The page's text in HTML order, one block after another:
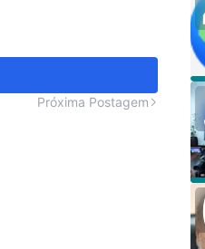
Próxima Postagem